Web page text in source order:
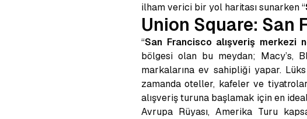
ilham verici bir yol haritası sunarken “
Union Square: San
“San Francisco alışveriş merkezi
bölgesi olan bu meydan; Macy’s,
markalarına ev sahipliği yapar.
zamanda oteller, kafeler ve
alışveriş turuna başlamak için en
Avrupa Rüyası, Amerika Turu